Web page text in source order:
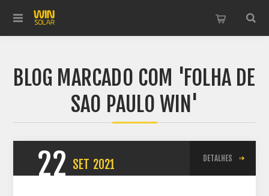
BLOG MARCADO COM 'FOLHA DE
SAO PAULO WIN'
22 SET 2021 DETALHES